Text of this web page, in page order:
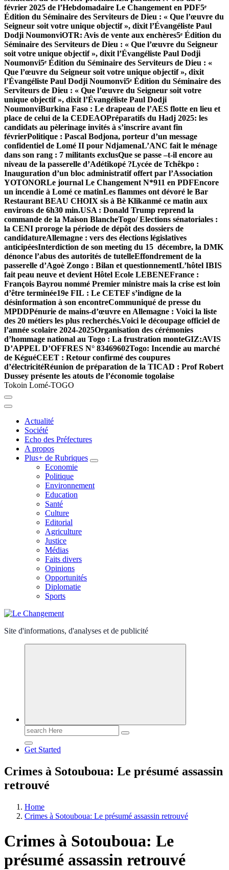
février 2025 de l’Hebdomadaire Le Changement en PDF5ᵉ
Édition du Séminaire des Serviteurs de Dieu : « Que l’œuvre du
Seigneur soit votre unique objectif », dixit l’Évangéliste Paul
Dodji NoumonviOTR: Avis de vente aux enchères5ᵉ Édition du
Séminaire des Serviteurs de Dieu : « Que l’œuvre du Seigneur
soit votre unique objectif », dixit l’Évangéliste Paul Dodji
Noumonvi5ᵉ Édition du Séminaire des Serviteurs de Dieu : «
Que l’œuvre du Seigneur soit votre unique objectif », dixit
l’Évangéliste Paul Dodji Noumonvi5ᵉ Édition du Séminaire des
Serviteurs de Dieu : « Que l’œuvre du Seigneur soit votre
unique objectif », dixit l’Évangéliste Paul Dodji
NoumonviBurkina Faso : Le drapeau de l’AES flotte en lieu et
place de celui de la CEDEAOPréparatifs du Hadj 2025: les
candidats au pèlerinage invités à s’inscrire avant fin
févrierPolitique : Pascal Bodjona, porteur d’un message
confidentiel de Lomé II pour NdjamenaL’ANC fait le ménage
dans son rang : 7 militants exclusQue se passe –t-il encore au
niveau de la passerelle d’Adétikopé ?Lycée de Tchêkpo :
Inauguration d’un bloc administratif offert par l’Association
YOTONORLe journal Le Changement N*911 en PDFEncore
un incendie à Lomé ce matinLes flammes ont dévoré le Bar
Restaurant BEAU CHOIX sis à Bè Klikanmé ce matin aux
environs de 6h30 min.USA : Donald Trump reprend la
commande de la Maison BlancheTogo/ Elections sénatoriales :
la CENI proroge la période de dépôt des dossiers de
candidatureAllemagne : vers des élections législatives
anticipéesInterdiction de son meeting du 15 décembre, la DMK
dénonce l’abus des autorités de tutelleEffondrement de la
passerelle d’Agoè Zongo : Bilan et questionnementL’hôtel IBIS
fait peau neuve et devient Hôtel Ecole LEBENEFrance :
François Bayrou nommé Premier ministre mais la crise est loin
d’être terminée19e FIL : Le CETEF s’indigne de la
désinformation à son encontreCommuniqué de presse du
MPDDPénurie de mains-d’œuvre en Allemagne : Voici la liste
des 20 métiers les plus recherchés.Voici le découpage officiel de
l’année scolaire 2024-2025Organisation des cérémonies
d’hommage national au Togo : La frustration monteGIZ:AVIS
D’APPEL D’OFFRES N° 83469602Togo: Incendie au marché
de KéguéCEET : Retour confirmé des coupures
d’électricitéRéunion de préparation de la TICAD : Prof Robert
Dussey présente les atouts de l’économie togolaise
Tokoin Lomé-TOGO
Actualité
Société
Echo des Préfectures
A propos
Plus+ de Rubriques
Economie
Politique
Environnement
Education
Santé
Culture
Editorial
Agriculture
Justice
Médias
Faits divers
Opinions
Opportunités
Diplomatie
Sports
Site d'informations, d'analyses et de publicité
Search
for:
Get Started
Crimes à Sotouboua: Le présumé assassin
retrouvé
Home
Crimes à Sotouboua: Le présumé assassin retrouvé
Crimes à Sotouboua: Le
présumé assassin retrouvé